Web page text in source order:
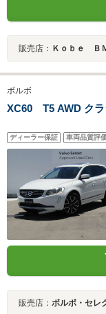
販売店： Ｋｏｂｅ ＢＭ
ボルボ
XC60 T5 AWD クラ
ディーラー保証 車両品質評
販売店： ボルボ・セレ